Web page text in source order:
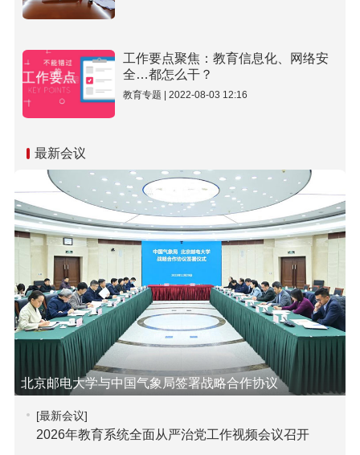
工作要点聚焦：教育信息化、网络安
全…都怎么干？
教育专题 | 2022-08-03 12:16
最新会议
北京邮电大学与中国气象局签署战略合作协议
[最新会议]
2026年教育系统全面从严治党工作视频会议召开